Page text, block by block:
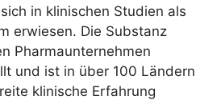
in klinischen Studien als
erwiesen. Die Substanz
Pharmaunternehmen
und ist in über 100 Ländern
klinische Erfahrung